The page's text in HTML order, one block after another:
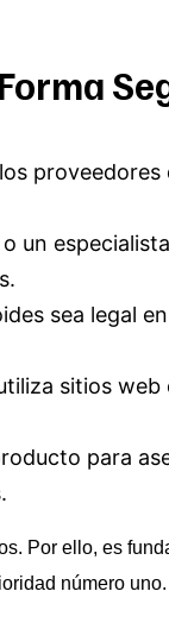
proveedores
un
sea legal
sitios
para
Por ello, es
número uno.